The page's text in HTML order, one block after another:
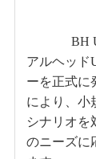
BH
アルヘッド
ーを正式に
により、小
シナリオを
のニーズに